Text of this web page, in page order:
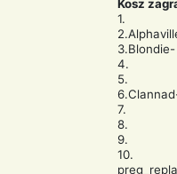
Kosz
1.
4.
5.
7.
8.
9.
10.